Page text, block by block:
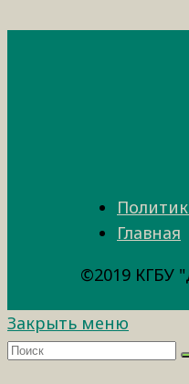
Главная
©2019 КГБУ
Закрыть меню